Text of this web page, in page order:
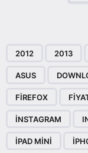
2012 2013
ASUS
FIREFOX
INSTAGRAM
IPAD MINI